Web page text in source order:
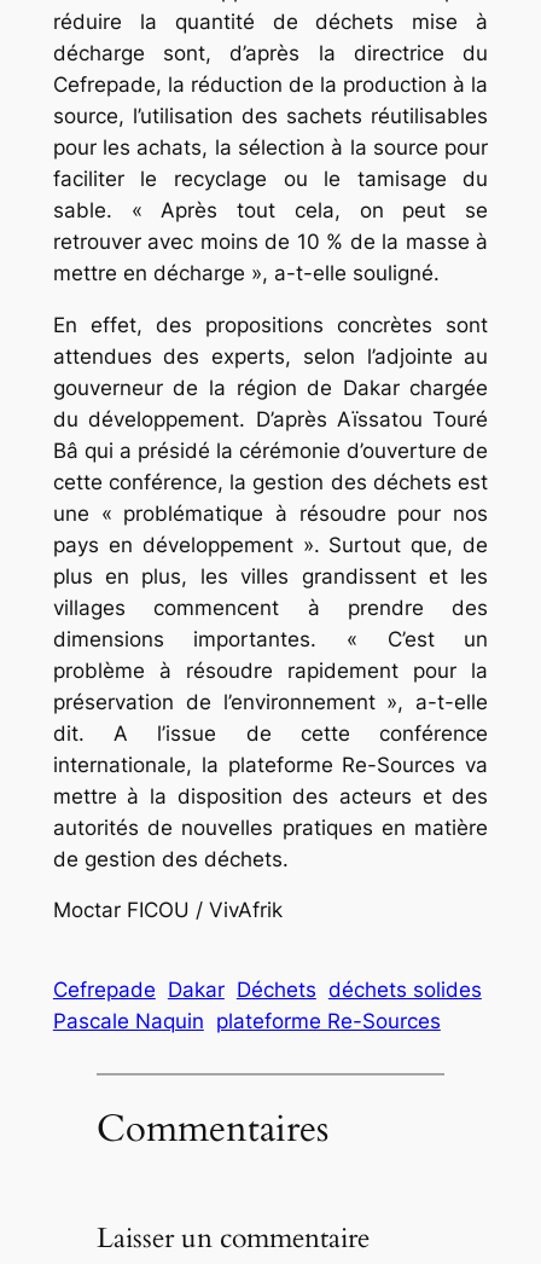
réduire la quantité de déchets mise à
décharge sont, d’après la directrice du
Cefrepade, la réduction de la production à la
source, l’utilisation des sachets réutilisables
pour les achats, la sélection à la source pour
faciliter le recyclage ou le tamisage du
sable. « Après tout cela, on peut se
retrouver avec moins de 10 % de la masse à
mettre en décharge », a-t-elle souligné.
En effet, des propositions concrètes sont
attendues des experts, selon l’adjointe au
gouverneur de la région de Dakar chargée
du développement. D’après Aïssatou Touré
Bâ qui a présidé la cérémonie d’ouverture de
cette conférence, la gestion des déchets est
une « problématique à résoudre pour nos
pays en développement ». Surtout que, de
plus en plus, les villes grandissent et les
villages commencent à prendre des
dimensions importantes. « C’est un
problème à résoudre rapidement pour la
préservation de l’environnement », a-t-elle
dit. A l’issue de cette conférence
internationale, la plateforme Re-Sources va
mettre à la disposition des acteurs et des
autorités de nouvelles pratiques en matière
de gestion des déchets.
Moctar FICOU / VivAfrik
Cefrepade Dakar Déchets déchets solides
Pascale Naquin plateforme Re-Sources
Commentaires
Laisser un commentaire